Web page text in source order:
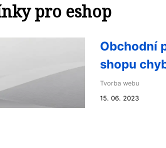
pro eshop
Obchodní
shopu
Tvorba webu
15. 06. 2023